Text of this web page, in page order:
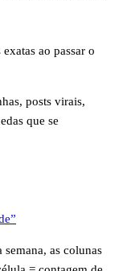
ao passar o
posts virais,
que se
as colunas